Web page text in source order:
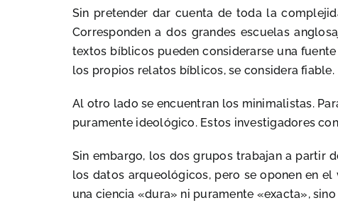
Sin pretender dar cuenta de toda la
Corresponden a dos grandes escuelas
textos bíblicos pueden considerarse una
los propios relatos bíblicos, se considera fiable.
Al otro lado se encuentran los minimalistas.
puramente ideológico. Estos investigadores
Sin embargo, los dos grupos trabajan a partir
los datos arqueológicos, pero se oponen en
una ciencia «dura» ni puramente «exacta»,